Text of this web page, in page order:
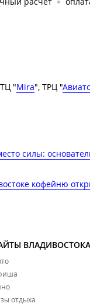
"Mira", ТРЦ "
силы:
кофейню
ВЛАДИВОСТОКА
отдыха